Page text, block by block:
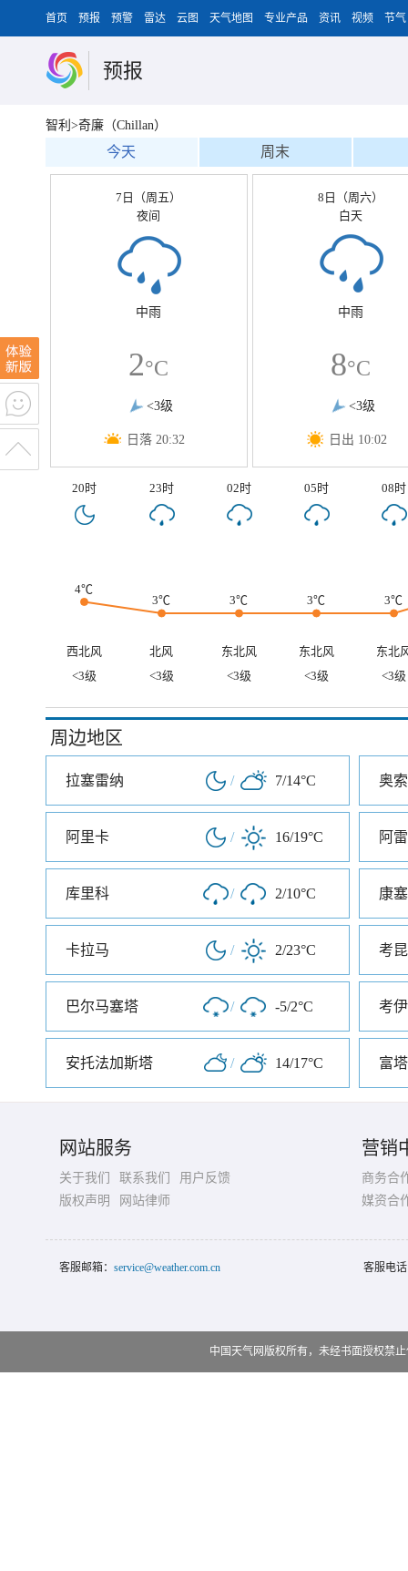
首页 预报 预警 雷达 云图 天气地图 专业产品 资讯 视频 节气
预报
智利>奇廉（Chillan）
今天 周末
7日（周五）
夜间
中雨
2°C
<3级
日落 20:32
8日（周六）
白天
中雨
8°C
<3级
日出 10:02
20时 23时 02时 05时 08时
4℃
3℃
3℃ 3℃ 3℃
西北风 北风 东北风 东北风
东北
<3级
<3级 <3级 <3级 <3级
周边地区
拉塞雷纳 / 7/14°C 奥
阿里卡 / 16/19°C 阿
库里科 / 2/10°C 康
卡拉马 / 2/23°C 考昆
巴尔马塞塔 / -5/2°C 考
安托法加斯塔 / 14/17°C 富
网站服务
关于我们 联系我们
用户反馈
版权声明
网站律师
营销
商务合
媒资合
客服邮箱： service@weather.com.cn 客服电
中国天气网版权所有，未经书面授权